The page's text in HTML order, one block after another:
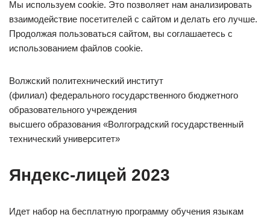
Мы используем cookie. Это позволяет нам анализировать
взаимодействие посетителей с сайтом и делать его лучше.
Продолжая пользоваться сайтом, вы соглашаетесь с
использованием файлов cookie.
Волжский политехнический институт
(филиал) федерального государственного бюджетного
образовательного учреждения
высшего образования «Волгоградский государственный
технический университет»
Яндекс-лицей 2023
Идет набор на бесплатную программу обучения языкам